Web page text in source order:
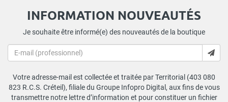
INFORMATION NOUVEAUTÉS
Je souhaite être informé(e) des nouveautés de la boutique
Votre adresse-mail est collectée et traitée par Territorial (403 080
823 R.C.S. Créteil), filiale du Groupe Infopro Digital, aux fins de vous
transmettre notre lettre d’information et pour constituer un fichier